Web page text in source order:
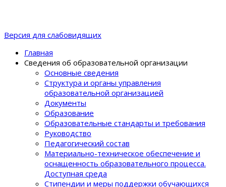
Версия для слабовидящих
Главная
Сведения об образовательной организации
Основные сведения
Структура и органы управления
образовательной организацией
Документы
Образование
Образовательные стандарты и требования
Руководство
Педагогический состав
Материально-техническое обеспечение и
оснащенность образовательного процеcса.
Доступная среда
Стипендии и меры поддержки обучающихся